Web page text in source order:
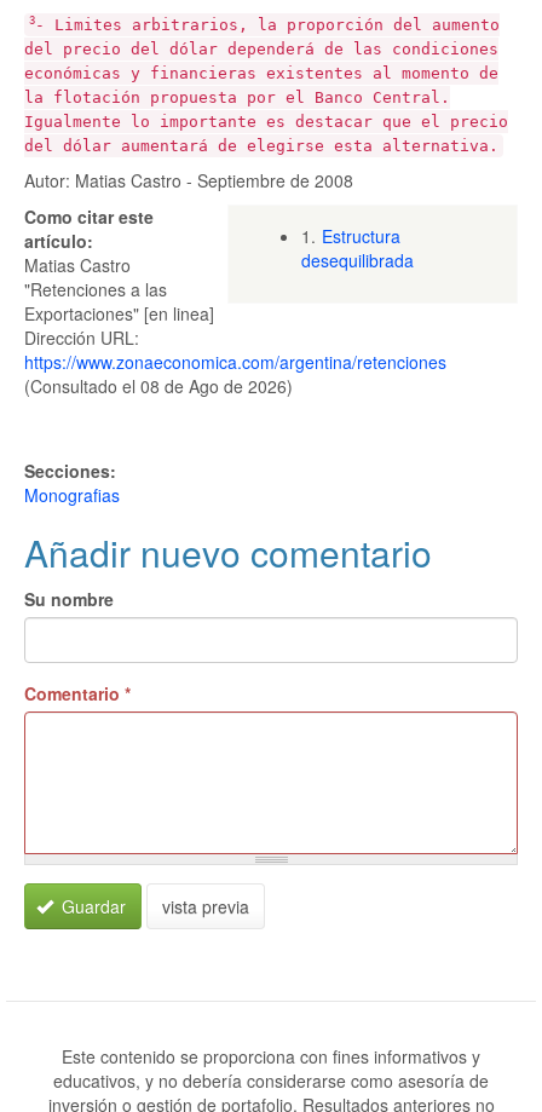
3- Limites arbitrarios, la proporción del aumento
del precio del dólar dependerá de las condiciones
económicas y financieras existentes al momento de
la flotación propuesta por el Banco Central.
Igualmente lo importante es destacar que el precio
del dólar aumentará de elegirse esta alternativa.
Autor: Matias Castro - Septiembre de 2008
1. Estructura
desequilibrada
Como citar este
artículo:
Matias Castro
"Retenciones a las
Exportaciones" [en linea]
Dirección URL:
https://www.zonaeconomica.com/argentina/retenciones
(Consultado el 08 de Ago de 2026)
Secciones:
Monografias
Añadir nuevo comentario
Su nombre
Comentario *
Guardar vista previa
Este contenido se proporciona con fines informativos y
educativos, y no debería considerarse como asesoría de
inversión o gestión de portafolio. Resultados anteriores no